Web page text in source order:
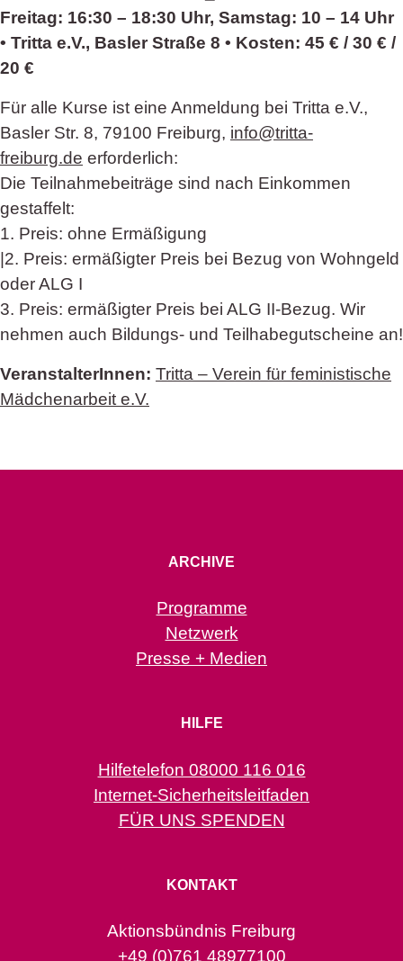
Freitag: 16:30 – 18:30 Uhr, Samstag: 10 – 14 Uhr
• Tritta e.V., Basler Straße 8 • Kosten: 45 € / 30 € /
20 €
Für alle Kurse ist eine Anmeldung bei Tritta e.V.,
Basler Str. 8, 79100 Freiburg, info@tritta-
freiburg.de erforderlich:
Die Teilnahmebeiträge sind nach Einkommen
gestaffelt:
1. Preis: ohne Ermäßigung
|2. Preis: ermäßigter Preis bei Bezug von Wohngeld
oder ALG I
3. Preis: ermäßigter Preis bei ALG II-Bezug. Wir
nehmen auch Bildungs- und Teilhabegutscheine an!
VeranstalterInnen: Tritta – Verein für feministische
Mädchenarbeit e.V.
ARCHIVE
Programme
Netzwerk
Presse + Medien
HILFE
Hilfetelefon 08000 116 016
Internet-Sicherheitsleitfaden
FÜR UNS SPENDEN
KONTAKT
Aktionsbündnis Freiburg
+49 (0)761 48977100